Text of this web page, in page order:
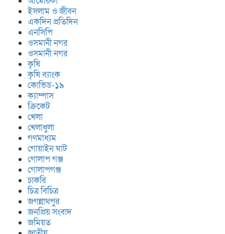
ইসলাম ও জীবন
একদিন প্রতিদিন
এনসিপি
ওসমানী নগর
ওসমানী নগর
কৃষি
কৃষি ব্যাংক
কোভিড-১৯
ক্যাম্পাস
ক্রিকেট
খেলা
খেলাধুলা
গণমাধ্যম
গোয়াইন ঘাট
গোলাপ গঞ্জ
গোলাপগঞ্জ
চাকরি
চিত্র বিচিত্র
জগন্নাথপুর
জনপ্রিয় সংবাদ
জমিয়ত